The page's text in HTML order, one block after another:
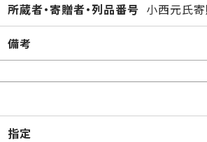
所蔵者・寄贈者・列品番号 小西元氏
備考
指定